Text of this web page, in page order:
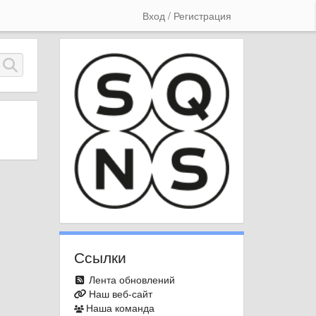
Вход / Регистрация
Ссылки
Лента обновлений
Наш веб-сайт
Наша команда